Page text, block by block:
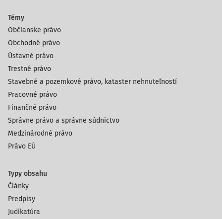
Témy
Občianske právo
Obchodné právo
Ústavné právo
Trestné právo
Stavebné a pozemkové právo, kataster nehnuteľností
Pracovné právo
Finančné právo
Správne právo a správne súdnictvo
Medzinárodné právo
Právo EÚ
Typy obsahu
Články
Predpisy
Judikatúra